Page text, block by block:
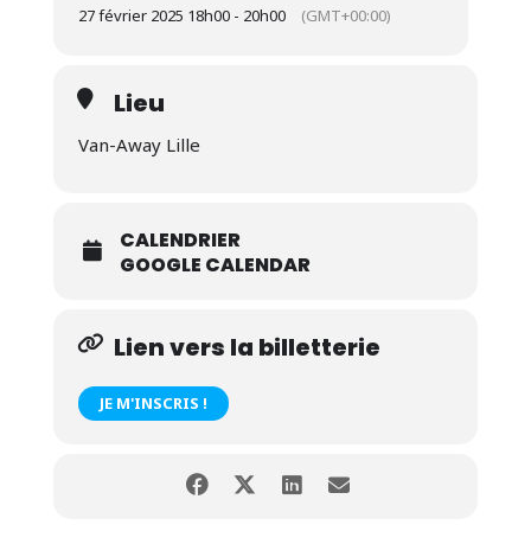
27 février 2025 18h00 - 20h00 (GMT+00:00)
Lieu
Van-Away Lille
CALENDRIER
GOOGLE CALENDAR
Lien vers la billetterie
JE M'INSCRIS !